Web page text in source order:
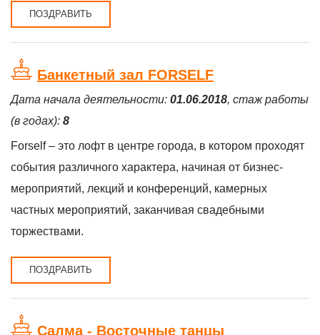
ПОЗДРАВИТЬ
Банкетный зал FORSELF
Дата начала деятельности: 01.06.2018, стаж работы
(в годах): 8
Forself – это лофт в центре города, в котором проходят
события различного характера, начиная от бизнес-
мероприятий, лекций и конференций, камерных
частных мероприятий, заканчивая свадебными
торжествами.
ПОЗДРАВИТЬ
Салма - Восточные танцы